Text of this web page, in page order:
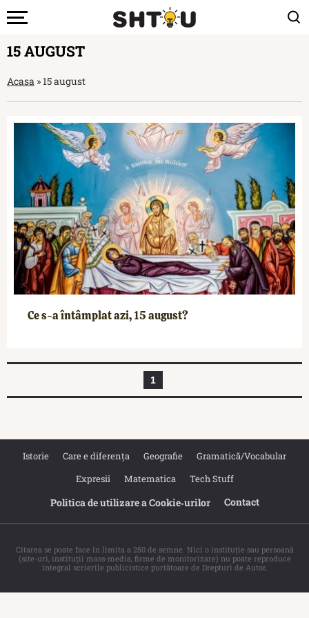
15 AUGUST
Acasa »15 august
Ce s-a întâmplat azi, 15 august?
1
Istorie Care e diferența Geografie
Gramatică/Vocabular
Expresii
Matematica Tech Stuff
Politica de utilizare a Cookie‐urilor Contact
Citarea se poate face în limita a 250 de semne. Nici o instituţie sau persoană
(site-uri, instituţii mass-media, firme de monitorizare) nu poate reproduce
integral scrierile publicistice purtătoare de Drepturi de Autor.